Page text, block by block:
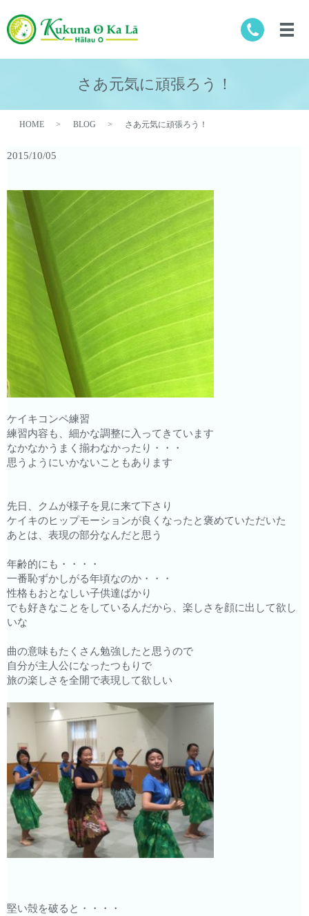
さあ元気に頑張ろう！
HOME BLOG さあ元気に頑張ろう！
2015/10/05
ケイキコンペ練習
練習内容も、細かな調整に入ってきています
なかなかうまく揃わなかったり・・・
思うようにいかないこともあります
先日、クムが様子を見に来て下さり
ケイキのヒップモーションが良くなったと褒めていただいた
あとは、表現の部分なんだと思う
年齢的にも・・・・
一番恥ずかしがる年頃なのか・・・
性格もおとなしい子供達ばかり
でも好きなことをしているんだから、楽しさを顔に出して欲し
いな
曲の意味もたくさん勉強したと思うので
自分が主人公になったつもりで
旅の楽しさを全開で表現して欲しい
堅い殻を破ると・・・・